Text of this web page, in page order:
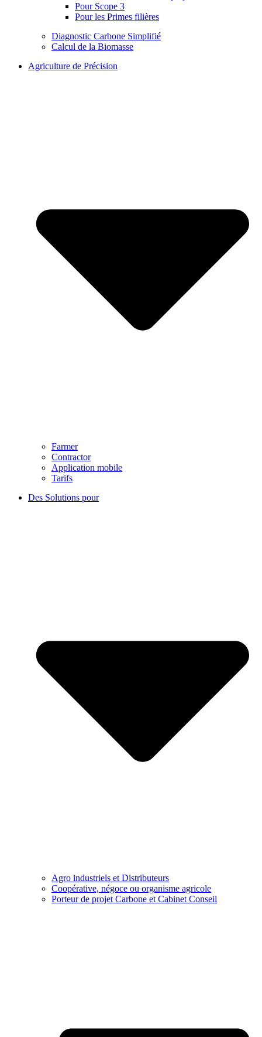
Pour Scope 3
Pour les Primes filières
Diagnostic Carbone Simplifié
Calcul de la Biomasse
Agriculture de Précision
Farmer
Contractor
Application mobile
Tarifs
Des Solutions pour
Agro industriels et Distributeurs
Coopérative, négoce ou organisme agricole
Porteur de projet Carbone et Cabinet Conseil